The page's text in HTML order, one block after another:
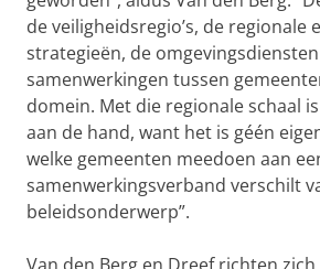
de veiligheidsregio’s, de regionale
strategieën, de
samenwerkingen tussen
domein. Met die regionale schaal
aan de hand, want het is géén
welke gemeenten meedoen aan
samenwerkingsverband verschilt
beleidsonderwerp”.